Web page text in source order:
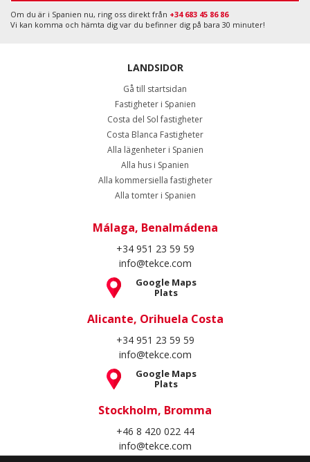
Om du är i Spanien nu, ring oss direkt från +34 683 45 86 86
Vi kan komma och hämta dig var du befinner dig på bara 30 minuter!
LANDSIDOR
Gå till startsidan
Fastigheter i Spanien
Costa del Sol fastigheter
Costa Blanca Fastigheter
Alla lägenheter i Spanien
Alla hus i Spanien
Alla kommersiella fastigheter
Alla tomter i Spanien
Málaga, Benalmádena
+34 951 23 59 59
info@tekce.com
Google Maps
Plats
Alicante, Orihuela Costa
+34 951 23 59 59
info@tekce.com
Google Maps
Plats
Stockholm, Bromma
+46 8 420 022 44
info@tekce.com